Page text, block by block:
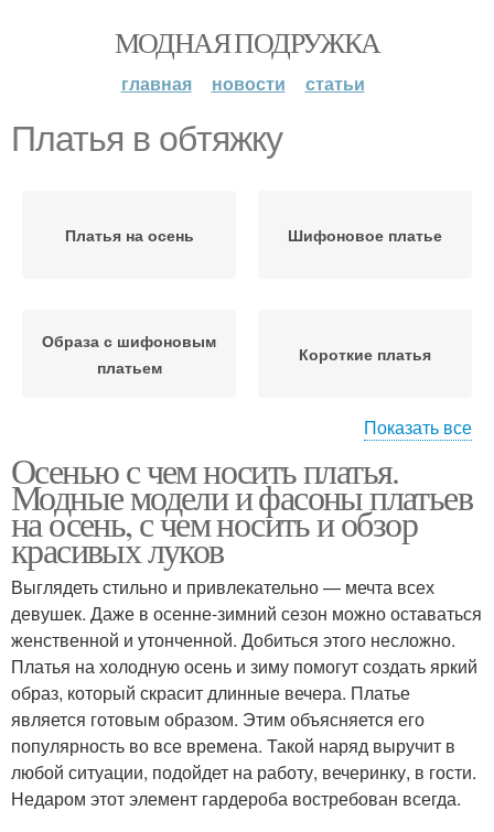
МОДНАЯ ПОДРУЖКА
главная новости статьи
Платья в обтяжку
Платья на осень Шифоновое платье
Образа с шифоновым
платьем
Короткие платья
платье
Трикотажные платья
Платье в холод Платье в обтяжку
Трикотажное платье Длинное платье
Показать все
Осенью с чем носить платья.
Модные модели и фасоны платьев
на осень, с чем носить и обзор
красивых луков
Выглядеть стильно и привлекательно — мечта всех
девушек. Даже в осенне-зимний сезон можно оставаться
женственной и утонченной. Добиться этого несложно.
Платья на холодную осень и зиму помогут создать яркий
образ, который скрасит длинные вечера. Платье
является готовым образом. Этим объясняется его
популярность во все времена. Такой наряд выручит в
любой ситуации, подойдет на работу, вечеринку, в гости.
Недаром этот элемент гардероба востребован всегда.